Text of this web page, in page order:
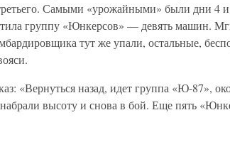
Самыми «урожайными» были дни 4 и
группу «Юнкерсов» — девять машин.
тут же упали, остальные,
«Вернуться назад, идет группа «Ю-87»,
высоту и снова в бой. Еще пять